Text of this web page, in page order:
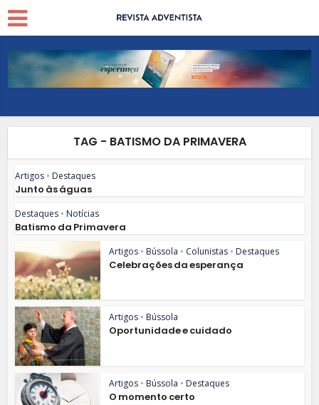
TAG - BATISMO DA PRIMAVERA
Artigos • Destaques
Junto às águas
Destaques • Notícias
Batismo da Primavera
Artigos • Bússola • Colunistas • Destaques
Celebrações da esperança
Artigos • Bússola
Oportunidade e cuidado
Artigos • Bússola • Destaques
O momento certo